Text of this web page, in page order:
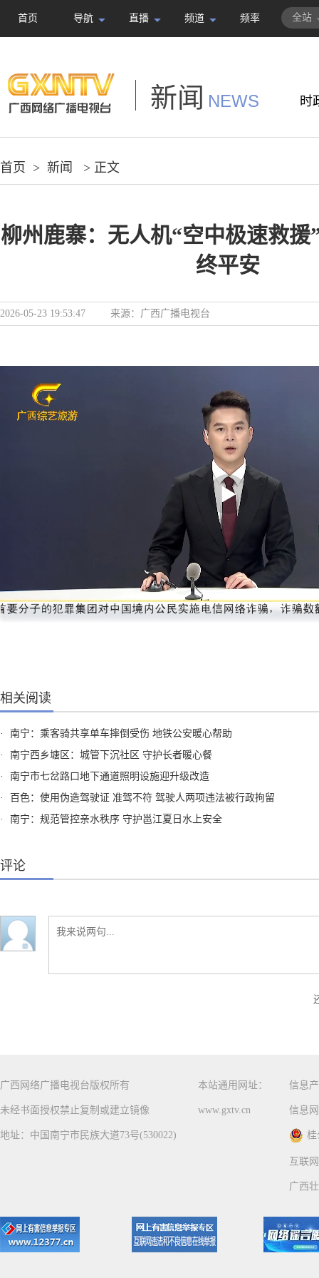
首页 导航 直播 频道 频率 全站
新闻 NEWS 时
首页 > 新闻 > 正文
柳州鹿寨：无人机“空中极速救援
终平安
2026-05-23 19:53:47 来源： 广西广播电视台
相关阅读
·
南宁：乘客骑共享单车摔倒受伤 地铁公安暖心帮助
·
南宁西乡塘区：城管下沉社区 守护长者暖心餐
·
南宁市七岔路口地下通道照明设施迎升级改造
·
百色：使用伪造驾驶证 准驾不符 驾驶人两项违法被行政拘留
·
南宁：规范管控亲水秩序 守护邕江夏日水上安全
评论
广西网络广播电视台版权所有
未经书面授权禁止复制或建立镜像
地址：中国南宁市民族大道73号(530022)
本站通用网址：
www.gxtv.cn
信息
信息
桂
互联
广西